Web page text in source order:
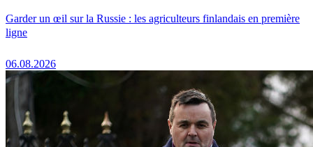
Garder un œil sur la Russie : les agriculteurs finlandais en première
ligne
06.08.2026